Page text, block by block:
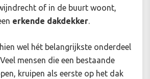
of in de buurt woont,
erkende dakdekker.
wel hét belangrijkste onderdeel
mensen die een bestaande
kruipen als eerste op het dak